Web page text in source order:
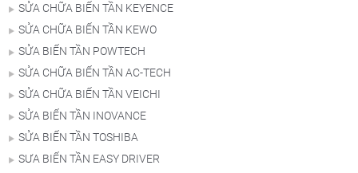
SỬA CHỮA BIẾN TẦN KEYENCE
SỬA CHỮA BIẾN TẦN KEWO
SỬA BIẾN TẦN POWTECH
SỬA CHỮA BIẾN TẦN AC-TECH
SỬA CHỮA BIẾN TẦN VEICHI
SỬA BIẾN TẦN INOVANCE
SỬA BIẾN TẦN TOSHIBA
SƯA BIẾN TẦN EASY DRIVER